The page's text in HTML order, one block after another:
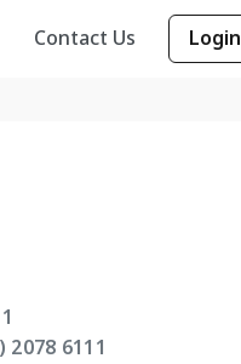
Contact Us Login
6111